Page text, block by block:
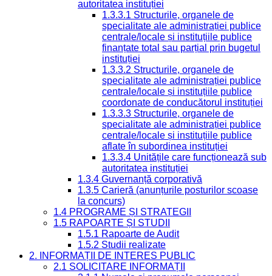
autoritatea instituției
1.3.3.1 Structurile, organele de
specialitate ale administrației publice
centrale/locale și instituțiile publice
finanțate total sau parțial prin bugetul
instituției
1.3.3.2 Structurile, organele de
specialitate ale administrației publice
centrale/locale și instituțiile publice
coordonate de conducătorul instituției
1.3.3.3 Structurile, organele de
specialitate ale administrației publice
centrale/locale și instituțiile publice
aflate în subordinea instituției
1.3.3.4 Unitățile care funcționează sub
autoritatea instituției
1.3.4 Guvernanță corporativă
1.3.5 Carieră (anunțurile posturilor scoase
la concurs)
1.4 PROGRAME ȘI STRATEGII
1.5 RAPOARTE ȘI STUDII
1.5.1 Rapoarte de Audit
1.5.2 Studii realizate
2. INFORMAȚII DE INTERES PUBLIC
2.1 SOLICITARE INFORMAȚII